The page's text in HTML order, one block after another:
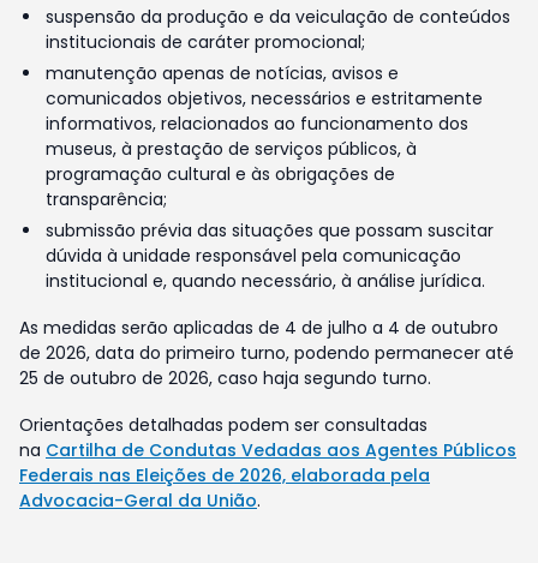
suspensão da produção e da veiculação de conteúdos
institucionais de caráter promocional;
manutenção apenas de notícias, avisos e
comunicados objetivos, necessários e estritamente
informativos, relacionados ao funcionamento dos
museus, à prestação de serviços públicos, à
programação cultural e às obrigações de
transparência;
submissão prévia das situações que possam suscitar
dúvida à unidade responsável pela comunicação
institucional e, quando necessário, à análise jurídica.
As medidas serão aplicadas de 4 de julho a 4 de outubro
de 2026, data do primeiro turno, podendo permanecer até
25 de outubro de 2026, caso haja segundo turno.
Orientações detalhadas podem ser consultadas
na Cartilha de Condutas Vedadas aos Agentes Públicos
Federais nas Eleições de 2026, elaborada pela
Advocacia-Geral da União.